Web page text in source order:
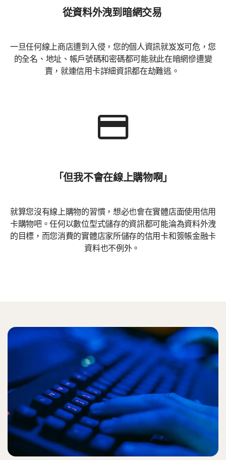
從資料外洩到暗網交易
一旦任何線上商店遭到入侵，您的個人資訊就岌岌可危，您
的全名、地址、帳戶號碼和密碼都可能就此在暗網慘遭變
賣，就連信用卡詳細資訊都在劫難逃。
「但我不會在線上購物啊」
就算您沒有線上購物的習慣，想必也會在實體店面使用信用
卡購物吧。任何以數位型式儲存的資訊都可能淪為資料外洩
的目標，而您消費的實體店家所儲存的信用卡和簽帳金融卡
資料也不例外。